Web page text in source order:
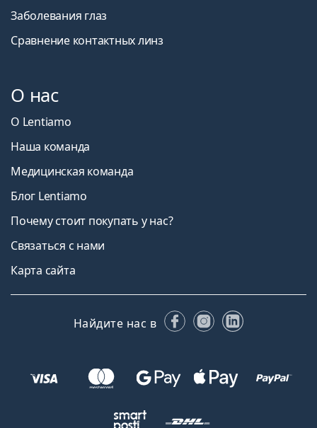
Заболевания глаз
Сравнение контактных линз
О нас
О Lentiamo
Наша команда
Медицинская команда
Блог Lentiamo
Почему стоит покупать у нас?
Связаться с нами
Карта сайта
Найдите нас в FacebookInstagram
LinkedIn